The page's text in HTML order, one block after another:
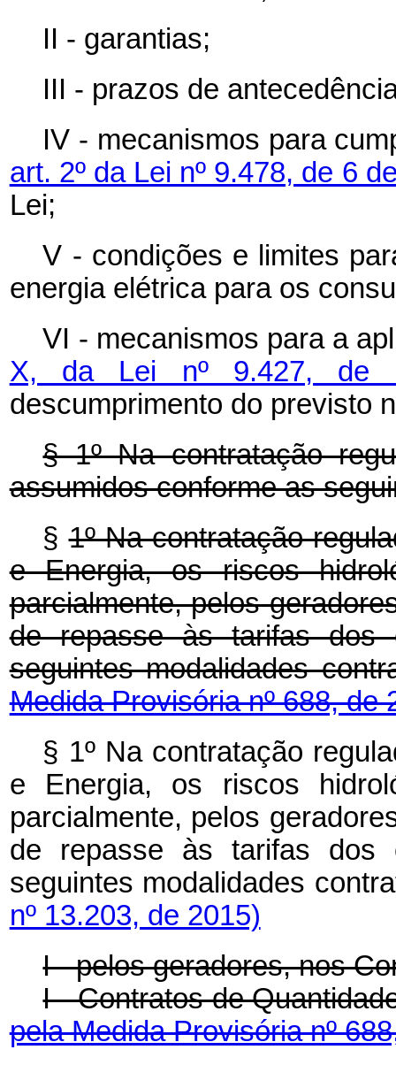
II - garantias;
III - prazos de
IV - mecanismos para
art. 2º da Lei nº 9.478, de 6
Lei;
V - condições e limites
energia elétrica para os
VI - mecanismos para a
X, da Lei nº 9.427, de
descumprimento do previsto
§ 1º Na contratação
assumidos conforme as
§1º Na contratação
e Energia, os riscos
parcialmente, pelos
de repasse às tarifas dos
seguintes
Medida Provisória nº 688, de
§ 1º Na contratação
e Energia, os riscos
parcialmente, pelos
de repasse às tarifas dos
seguintes modalidades
nº 13.203, de 2015)
I - pelos geradores, nos
I - Contratos de
pela Medida Provisória nº